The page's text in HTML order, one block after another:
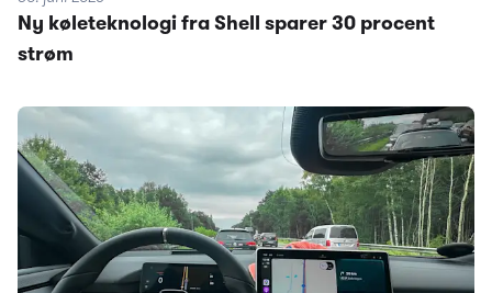
Ny køleteknologi fra Shell sparer 30 procent
strøm